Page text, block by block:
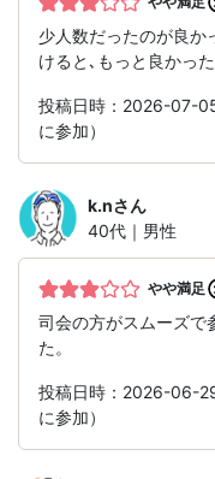
少人数だったのが良か
けると､もっと良かっ
投稿日時：2026-07-
に参加）
k.nさん
40代｜男性
やや満足
司会の方がスムーズで
た。
投稿日時：2026-06-
に参加）